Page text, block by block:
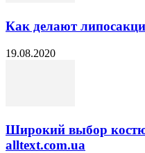
Как делают
19.08.2020
Широкий выбор
alltext.com.ua